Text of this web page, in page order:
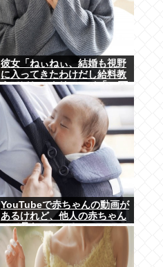
彼女「ねぃねぃ、結婚も視野
に入ってきたわけだし給料教
えてほしいナリ」ワイ「16万
だよ」⇒結果！
YouTubeで赤ちゃんの動画が
あるけれど、他人の赤ちゃん
って見たいのか？